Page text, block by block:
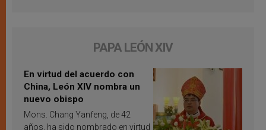
PAPA LEÓN XIV
En virtud del acuerdo con
China, León XIV nombra un
nuevo obispo
Mons. Chang Yanfeng, de 42
años, ha sido nombrado en virtud